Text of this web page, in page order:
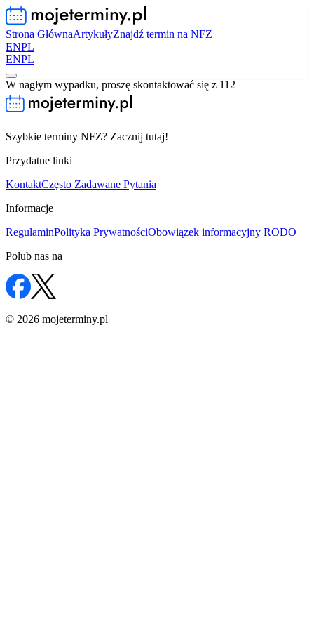
Strona GłównaArtykułyZnajdź termin na NFZ
ENPL
ENPL
W nagłym wypadku, proszę skontaktować się z 112
Szybkie terminy NFZ? Zacznij tutaj!
Przydatne linki
KontaktCzęsto Zadawane Pytania
Informacje
RegulaminPolityka PrywatnościObowiązek informacyjny RODO
Polub nas na
© 2026 mojeterminy.pl